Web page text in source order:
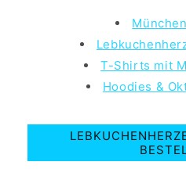
T-Shirts mit
Hoodies &